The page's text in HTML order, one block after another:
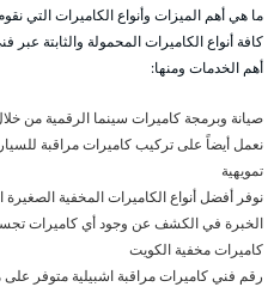
ما هي أهم الميزات وأنواع الكاميرات التي
كافة أنواع الكاميرات المحمولة والثابتة
أهم الخدمات ومنها:
صيانة وبرمجة كاميرات سينما الرقمية من
نعمل أيضاً على تركيب كاميرات مراقبة
تمويهية
نوفر أفضل أنواع الكاميرات المخفية الصغيرة
الخبرة في الكشف عن وجود أي كاميرات
كاميرات مخفية الكويت
رقم فني كاميرات مراقبة اشبيلية متوفر